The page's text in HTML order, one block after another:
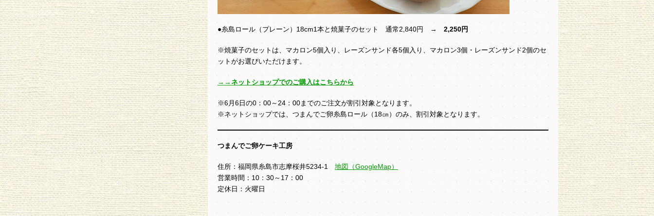
●糸島ロール（プレーン）18cm1本と焼菓子のセット 通常2,840円 → 2,250円
※焼菓子のセットは、マカロン5個入り、レーズンサンド各5個入り、マカロン3個・レーズンサンド2個のセ
ットがお選びいただけます。
→→ネットショップでのご購入はこちらから
※6月6日の0：00～24：00までのご注文が割引対象となります。
※ネットショップでは、つまんでご卵糸島ロール（18㎝）のみ、割引対象となります。
つまんでご卵ケーキ工房
住所：福岡県糸島市志摩桜井5234-1 地図（GoogleMap）
営業時間：10：30～17：00
定休日：火曜日